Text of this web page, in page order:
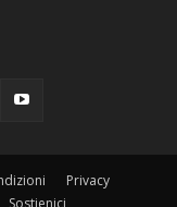
Privacy
Sostienici